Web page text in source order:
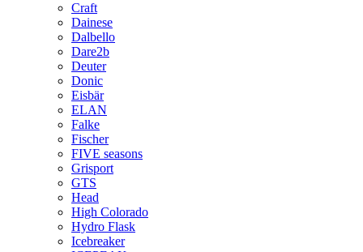
Craft
Dainese
Dalbello
Dare2b
Deuter
Donic
Eisbär
ELAN
Falke
Fischer
FIVE seasons
Grisport
GTS
Head
High Colorado
Hydro Flask
Icebreaker